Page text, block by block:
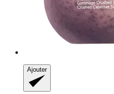
Ajouter